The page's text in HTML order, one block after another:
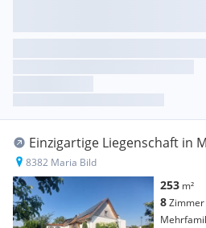
Einzigartige Liegenschaft in
8382 Maria Bild
253 m²
8Zimmer